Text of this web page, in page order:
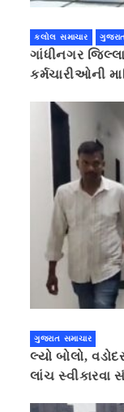
કલોલ સમાચાર
ગાંધીનગર
કર્મચારીઓની
ગુજરાત સમાચાર
લ્યો બોલો,
લાંચ